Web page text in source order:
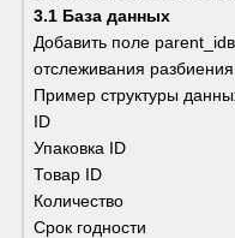
3.1 База данных
Добавить поле
отслеживания разбиения
Пример структуры
ID
Упаковка ID
Товар ID
Количество
Срок годности